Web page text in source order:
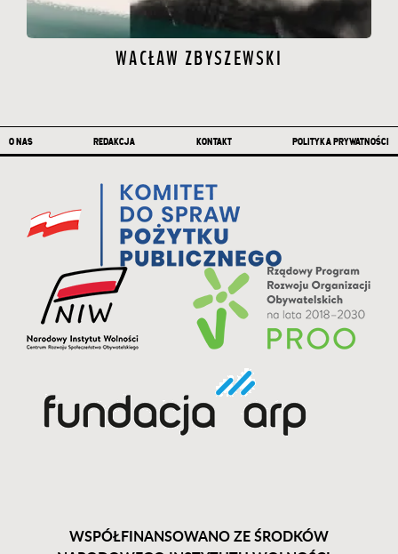
WACŁAW ZBYSZEWSKI
Stopka
O NAS REDAKCJA KONTAKT POLITYKA PRYWATNOŚCI
WSPÓŁFINANSOWANO ZE ŚRODKÓW